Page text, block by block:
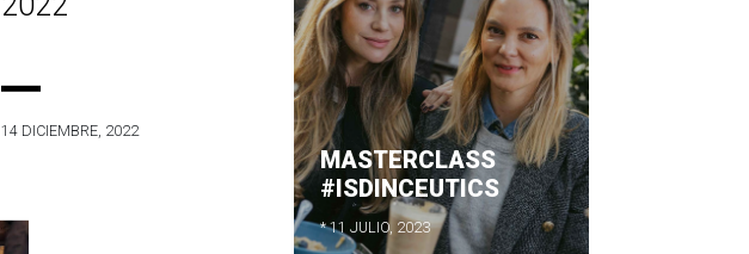
MASTERCLASS
#ISDINCEUTICS
* 11 JULIO, 2023